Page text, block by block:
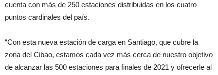
cuenta con más de 250 estaciones distribuidas en los cuatro
puntos cardinales del país.
“Con esta nueva estación de carga en Santiago, que cubre la
zona del Cibao, estamos cada vez más cerca de nuestro objetivo
de alcanzar las 500 estaciones para finales de 2021 y ofrecerle al